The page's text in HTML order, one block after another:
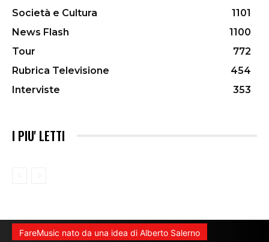
Società e Cultura
1101
News Flash
1100
Tour
772
Rubrica Televisione
454
Interviste
353
I PIU' LETTI
FareMusic nato da una idea di Alberto Salerno